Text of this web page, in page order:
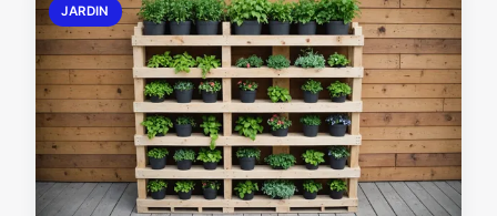
JARDIN